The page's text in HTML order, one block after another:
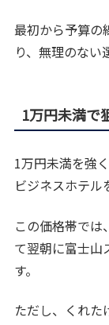
最初から予算の
り、無理のない
1万円未満で
1万円未満を強
ビジネスホテル
この価格帯では
て翌朝に富士山
す。
ただし、くれた